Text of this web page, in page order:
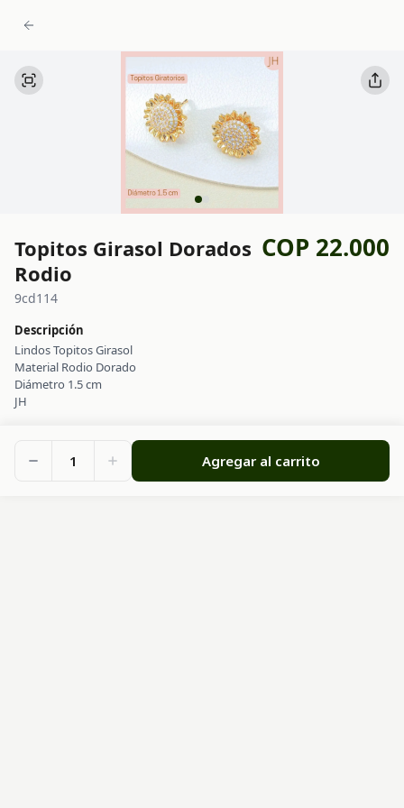
Topitos Girasol Dorados
Rodio
COP 22.000
9cd114
Descripción
Lindos Topitos Girasol
Material Rodio Dorado
Diámetro 1.5 cm
JH
1 Agregar al carrito